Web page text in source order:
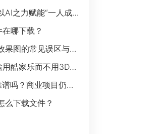
AI之力赋能“一人成
哪下载？
果图的常见误区与规
酷家乐而不用3Ds
吗？商业项目仍离
么下载文件？